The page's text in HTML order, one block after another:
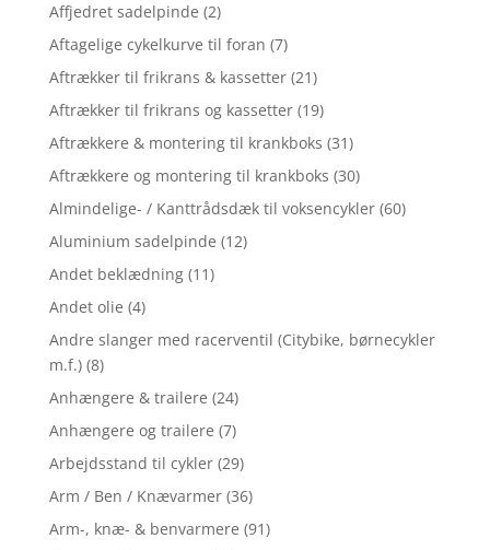
Affjedret sadelpinde (2)
Aftagelige cykelkurve til foran (7)
Aftrækker til frikrans & kassetter (21)
Aftrækker til frikrans og kassetter (19)
Aftrækkere & montering til krankboks (31)
Aftrækkere og montering til krankboks (30)
Almindelige- / Kanttrådsdæk til voksencykler (60)
Aluminium sadelpinde (12)
Andet beklædning (11)
Andet olie (4)
Andre slanger med racerventil (Citybike, børnecykler
m.f.) (8)
Anhængere & trailere (24)
Anhængere og trailere (7)
Arbejdsstand til cykler (29)
Arm / Ben / Knævarmer (36)
Arm-, knæ- & benvarmere (91)